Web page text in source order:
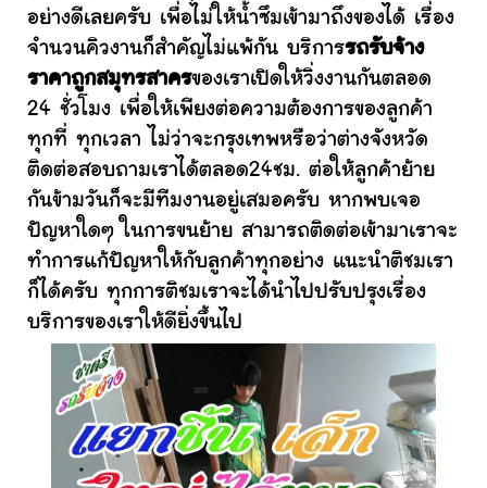
อย่างดีเลยครับ เพื่อไม่ให้น้ำซึมเข้ามาถึงของได้ เรื่อง
จำนวนคิวงานก็สำคัญไม่แพ้กัน บริการรถรับจ้าง
ราคาถูกสมุทรสาครของเราเปิดให้วิ่งงานกันตลอด
24 ชั่วโมง เพื่อให้เพียงต่อความต้องการของลูกค้า
ทุกที่ ทุกเวลา ไม่ว่าจะกรุงเทพหรือว่าต่างจังหวัด
ติดต่อสอบถามเราได้ตลอด24ชม. ต่อให้ลูกค้าย้าย
กันข้ามวันก็จะมีทีมงานอยู่เสมอครับ หากพบเจอ
ปัญหาใดๆ ในการขนย้าย สามารถติดต่อเข้ามาเราจะ
ทำการแก้ปัญหาให้กับลูกค้าทุกอย่าง แนะนำติชมเรา
ก็ได้ครับ ทุกการติชมเราจะได้นำไปปรับปรุงเรื่อง
บริการของเราให้ดียิ่งขึ้นไป